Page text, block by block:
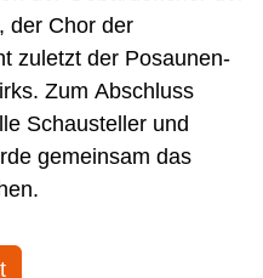
der Chor der
zuletzt der Posaunen-
Zum Abschluss
Schausteller und
gemeinsam das